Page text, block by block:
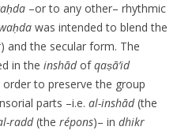
–or to any other– rhythmic
was intended to blend the
) and the secular form. The
in the inshādofqaṣā’id
order to preserve the group
parts –i.e. al-inshād(the
radd(the répons)– in dhikr